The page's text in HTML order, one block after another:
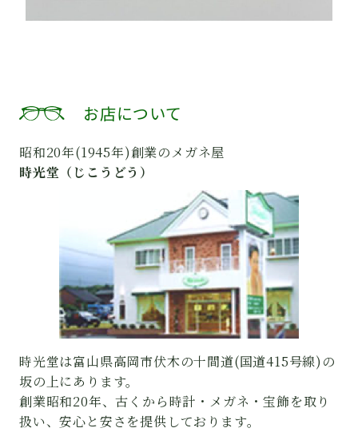
お店について
昭和20年(1945年)創業のメガネ屋
時光堂（じこうどう）
時光堂は富山県高岡市伏木の十間道(国道415号線)の
坂の上にあります。
創業昭和20年、古くから時計・メガネ・宝飾を取り
扱い、安心と安さを提供しております。